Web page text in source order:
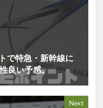
で特急・新幹線に
良い予感。
Next